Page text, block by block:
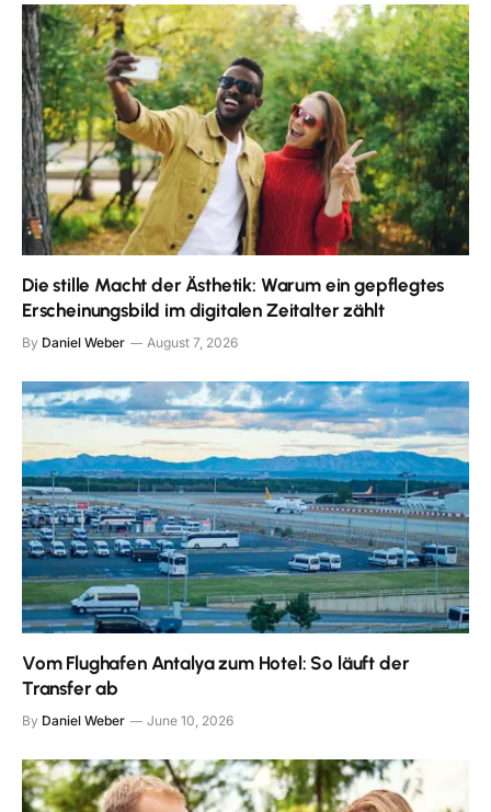
Die stille Macht der Ästhetik: Warum ein gepflegtes
Erscheinungsbild im digitalen Zeitalter zählt
By Daniel Weber August 7, 2026
Vom Flughafen Antalya zum Hotel: So läuft der
Transfer ab
By Daniel Weber June 10, 2026